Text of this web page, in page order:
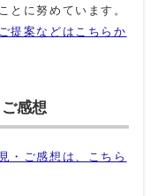
とに努めています。
提案などはこちらか
感想
・ご感想は、こちら